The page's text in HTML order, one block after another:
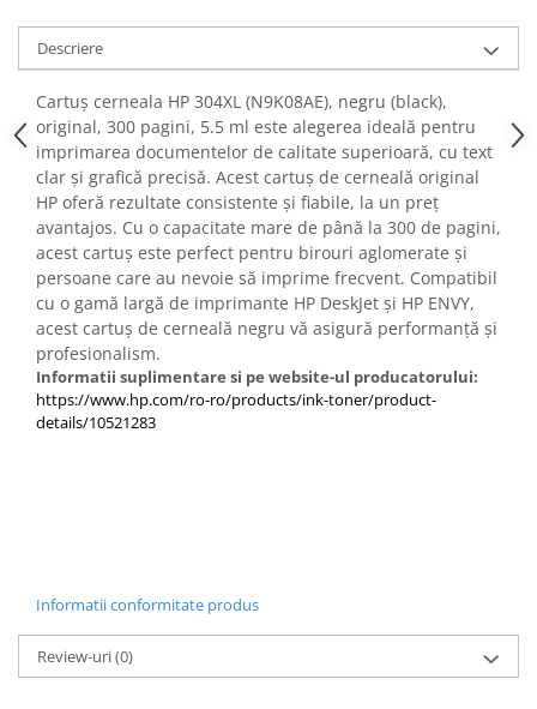
All-in-One PC
Monitoare
Monitoare LED
Accesorii monitoare
Componente
Placi video
Procesoare
Placi de baza
Memorii RAM
SSD-uri interne
Pasta termica
Placi video profesionale
Descriere
Cartuș cerneala HP 304XL (N9K08AE), negru (black),
original, 300 pagini, 5.5 ml este alegerea ideală pentru
imprimarea documentelor de calitate superioară, cu text
clar și grafică precisă. Acest cartuș de cerneală original
HP oferă rezultate consistente și fiabile, la un preț
avantajos. Cu o capacitate mare de până la 300 de pagini,
acest cartuș este perfect pentru birouri aglomerate și
persoane care au nevoie să imprime frecvent. Compatibil
cu o gamă largă de imprimante HP DeskJet și HP ENVY,
acest cartuș de cerneală negru vă asigură performanță și
profesionalism.
Informatii suplimentare si pe website-ul producatorului:
https://www.hp.com/ro-ro/products/ink-toner/product-
details/10521283
Informatii conformitate produs
Review-uri(0)